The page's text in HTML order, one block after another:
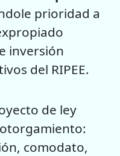
prioridad a
inversión
del RIPEE.
de ley
comodato,